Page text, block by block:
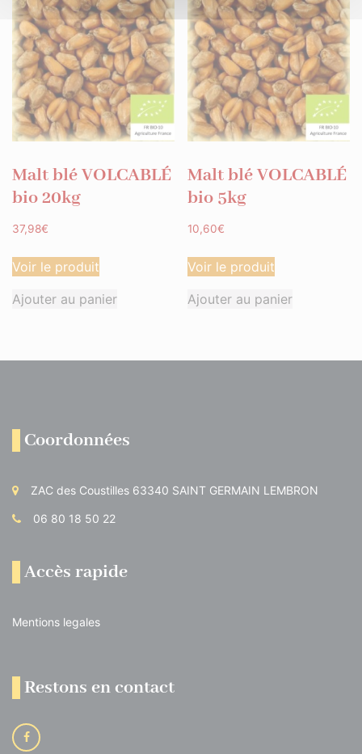
Malt blé VOLCABLÉ
bio 20kg
37,98€
Voir le produit
Ajouter au panier
Malt blé VOLCABLÉ
bio 5kg
10,60€
Voir le produit
Ajouter au panier
Coordonnées
ZAC des Coustilles 63340 SAINT GERMAIN LEMBRON
06 80 18 50 22
Accès rapide
Mentions legales
Restons en contact